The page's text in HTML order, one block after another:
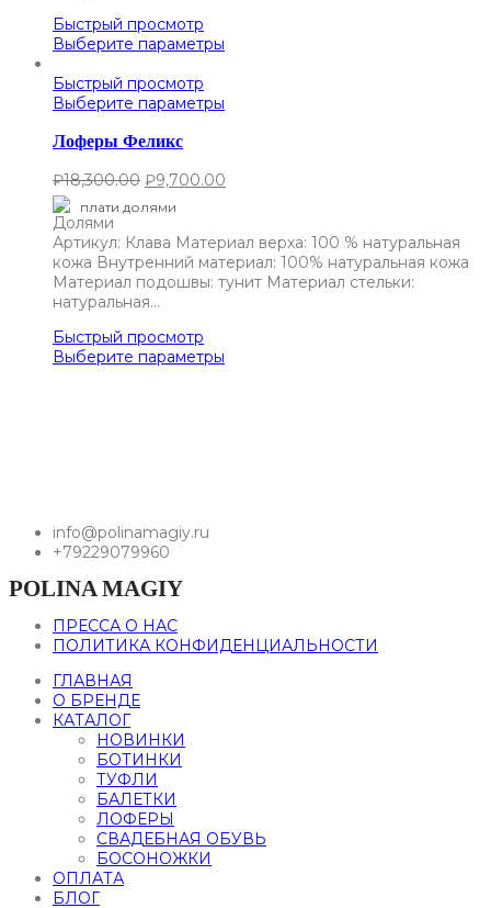
Быстрый просмотр
Выберите параметры
Быстрый просмотр
Выберите параметры
Лоферы Феликс
₽18,300.00 ₽9,700.00
плати долями
Артикул: Клава Материал верха: 100 % натуральная
кожа Внутренний материал: 100% натуральная кожа
Материал подошвы: тунит Материал стельки:
натуральная…
Быстрый просмотр
Выберите параметры
info@polinamagiy.ru
+79229079960
POLINA MAGIY
ПРЕССА О НАС
ПОЛИТИКА КОНФИДЕНЦИАЛЬНОСТИ
ГЛАВНАЯ
О БРЕНДЕ
КАТАЛОГ
НОВИНКИ
БОТИНКИ
ТУФЛИ
БАЛЕТКИ
ЛОФЕРЫ
СВАДЕБНАЯ ОБУВЬ
БОСОНОЖКИ
ОПЛАТА
БЛОГ